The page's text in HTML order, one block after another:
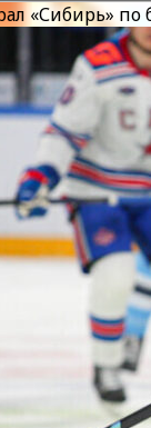
«Сибирь»